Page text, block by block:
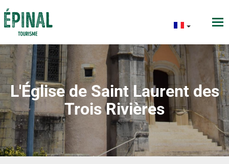
L'Église de Saint Laurent des
Trois Rivières